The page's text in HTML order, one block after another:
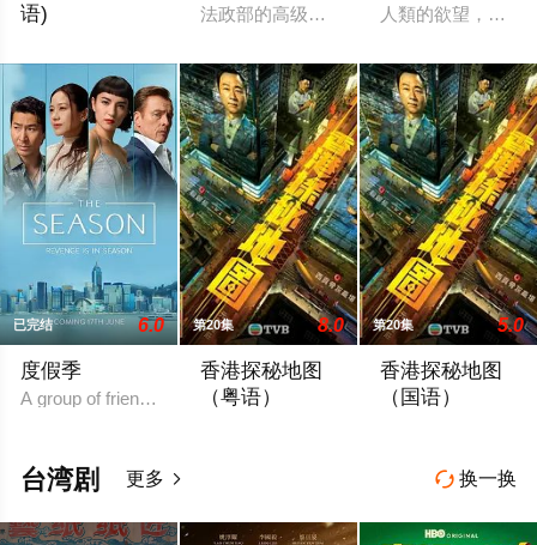
语)
法政部的高级化验师Tim Sir（欧阳震华
人類的欲望，可驅
已完结 6.0
度假季
A group of friends in Hong Kong's elite boating scene find thei
第20集 8.0
香港探秘地图
（粤语）
第20集 5.0
香港探秘地图
（国语）
 换一换
台湾剧 更多 